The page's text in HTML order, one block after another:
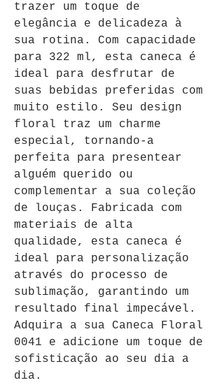
trazer um toque de
elegância e delicadeza à
sua rotina. Com capacidade
para 322 ml, esta caneca é
ideal para desfrutar de
suas bebidas preferidas com
muito estilo. Seu design
floral traz um charme
especial, tornando-a
perfeita para presentear
alguém querido ou
complementar a sua coleção
de louças. Fabricada com
materiais de alta
qualidade, esta caneca é
ideal para personalização
através do processo de
sublimação, garantindo um
resultado final impecável.
Adquira a sua Caneca Floral
0041 e adicione um toque de
sofisticação ao seu dia a
dia.